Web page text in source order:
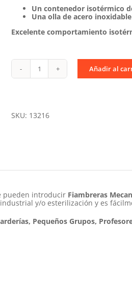
Un contenedor isotérmico
Una olla de acero
Excelente comportamiento
Isotermo
CaldoBox
Premium
Blue
Añadir al
SKU: 13216
pueden introducir Fiambreras
y/o esterilización y es
Pequeños Grupos,